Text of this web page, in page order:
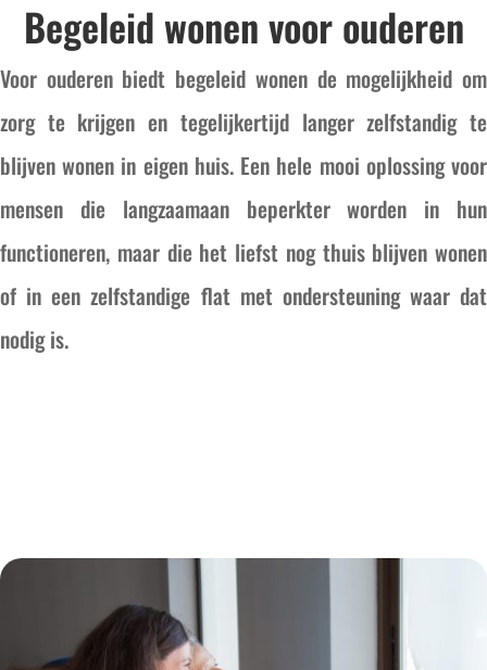
Begeleid wonen voor ouderen
Voor ouderen biedt begeleid wonen de mogelijkheid om
zorg te krijgen en tegelijkertijd langer zelfstandig te
blijven wonen in eigen huis. Een hele mooi oplossing voor
mensen die langzaamaan beperkter worden in hun
functioneren, maar die het liefst nog thuis blijven wonen
of in een zelfstandige flat met ondersteuning waar dat
nodig is.